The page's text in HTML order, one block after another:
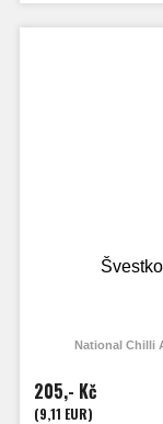
National Chilli
205,- Kč
(9,11 EUR)